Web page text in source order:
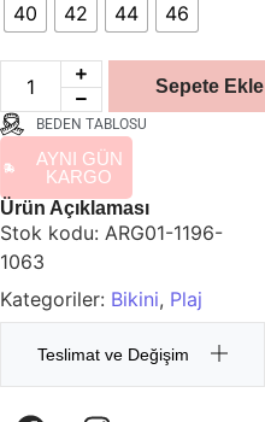
40 42 44 46
Sepete Ekle
BEDEN TABLOSU
AYNI GÜN
KARGO
Ürün Açıklaması
Stok kodu:ARG01-1196-
1063
Kategoriler: Bikini, Plaj
Teslimat ve Değişim